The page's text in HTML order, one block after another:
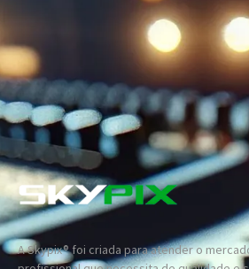
A Skypix® foi criada para atender o